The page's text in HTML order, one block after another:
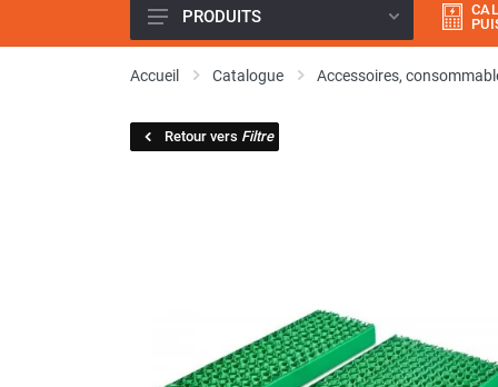
Climatiseur
Climatiseur mobile résidentiel et
Coffret de brumisation
Ventilateur brumisateur
PRODUITS
Accueil Catalogue Accessoires,
Retour vers Filtre